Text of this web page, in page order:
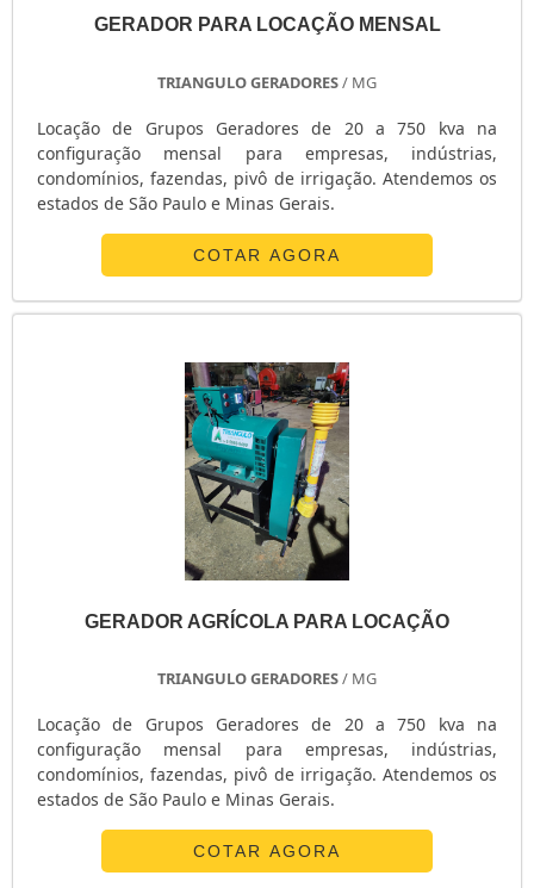
GERADOR PARA LOCAÇÃO MENSAL
TRIANGULO GERADORES/ MG
Locação de Grupos Geradores de 20 a 750 kva na
configuração mensal para empresas, indústrias,
condomínios, fazendas, pivô de irrigação. Atendemos os
estados de São Paulo e Minas Gerais.
COTAR AGORA
GERADOR AGRÍCOLA PARA LOCAÇÃO
TRIANGULO GERADORES/ MG
Locação de Grupos Geradores de 20 a 750 kva na
configuração mensal para empresas, indústrias,
condomínios, fazendas, pivô de irrigação. Atendemos os
estados de São Paulo e Minas Gerais.
COTAR AGORA